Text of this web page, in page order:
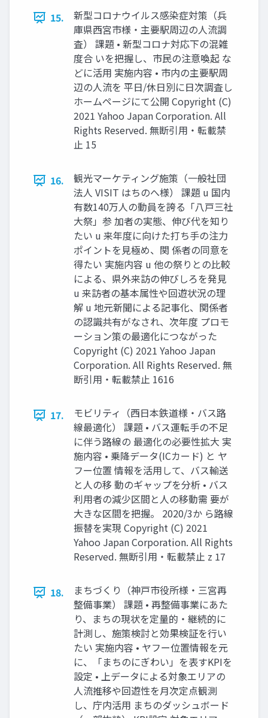
15.
新型コロナウイルス感染症対策（兵
庫県⻄宮市様・主要駅周辺の⼈流調
査） 課題 • 新型コロナ対応下の混雑
度合 いを把握し、市⺠の注意喚起 な
どに活⽤ 実施内容 • 市内の主要駅周
辺の⼈流を 平⽇/休⽇別に⽇次調査し
ホームページにて公開 Copyright (C)
2021 Yahoo Japan Corporation. All
Rights Reserved. 無断引用・転載禁
止 15
16.
観光マーケティング施策（⼀般社団
法⼈ VISIT はちのへ様） 課題 u 国内
有数140万⼈の動員を誇る「⼋⼾三社
⼤祭」参 加者の実態、伸び代を知り
たい u 来年度に向けた打ち⼿の注⼒
ポイントを⾒極め、関 係者の同意を
得たい 実施内容 u 他の祭りとの⽐較
による、県外来訪の伸びしろを発⾒
u 来訪者の基本属性や回遊状況の理
解 u 地元新聞による記事化、関係者
の認識共有がなされ、次年度 プロモ
ーション策の最適化につながった
Copyright (C) 2021 Yahoo Japan
Corporation. All Rights Reserved. 無
断引用・転載禁止 1616
17.
モビリティ（⻄⽇本鉄道様・バス路
線最適化） 課題 • バス運転⼿の不⾜
に伴う路線の 最適化の必要性拡⼤ 実
施内容 • 乗降データ(ICカード) と ヤ
フー位置 情報を活⽤して、バス輸送
と⼈の移 動のギャップを分析 • バス
利⽤者の減少区間と⼈の移動需 要が
⼤きな区間を把握。 2020/3か ら路線
振替を実現 Copyright (C) 2021
Yahoo Japan Corporation. All Rights
Reserved. 無断引用・転載禁止 z 17
18.
まちづくり（神⼾市役所様・三宮再
整備事業） 課題 • 再整備事業にあた
り、まちの現状を定量的・継続的に
計測し、施策検討と効果検証を⾏い
たい 実施内容 • ヤフー位置情報を元
に、「まちのにぎわい」を表すKPIを
設定 • 上データによる対象エリアの
⼈流推移や回遊性を⽉次定点観測
し、庁内活⽤ まちのダッシュボード